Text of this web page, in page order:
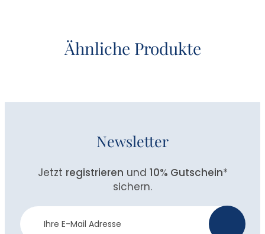
Ähnliche Produkte
Newsletter
Jetzt registrieren und 10% Gutschein*
sichern.
Newsletter
Anmeldung